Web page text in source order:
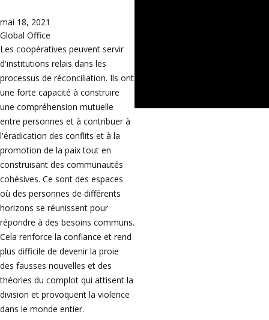
mai 18, 2021
Global Office
Les coopératives peuvent servir
d'institutions relais dans les
processus de réconciliation. Ils ont
une forte capacité à construire
une compréhension mutuelle
entre personnes et à contribuer à
l'éradication des conflits et à la
promotion de la paix tout en
construisant des communautés
cohésives. Ce sont des espaces
où des personnes de différents
horizons se réunissent pour
répondre à des besoins communs.
Cela renforce la confiance et rend
plus difficile de devenir la proie
des fausses nouvelles et des
théories du complot qui attisent la
division et provoquent la violence
dans le monde entier.